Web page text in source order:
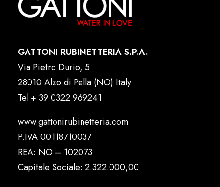
GATTONI RUBINETTERIA S.P.A.
Via Pietro Durio, 5
28010 Alzo di Pella (NO) Italy
Tel + 39 0322 969241
www.gattonirubinetteria.com
P.IVA 00118710037
REA: NO – 102073
Capitale Sociale: 2.322.000,00